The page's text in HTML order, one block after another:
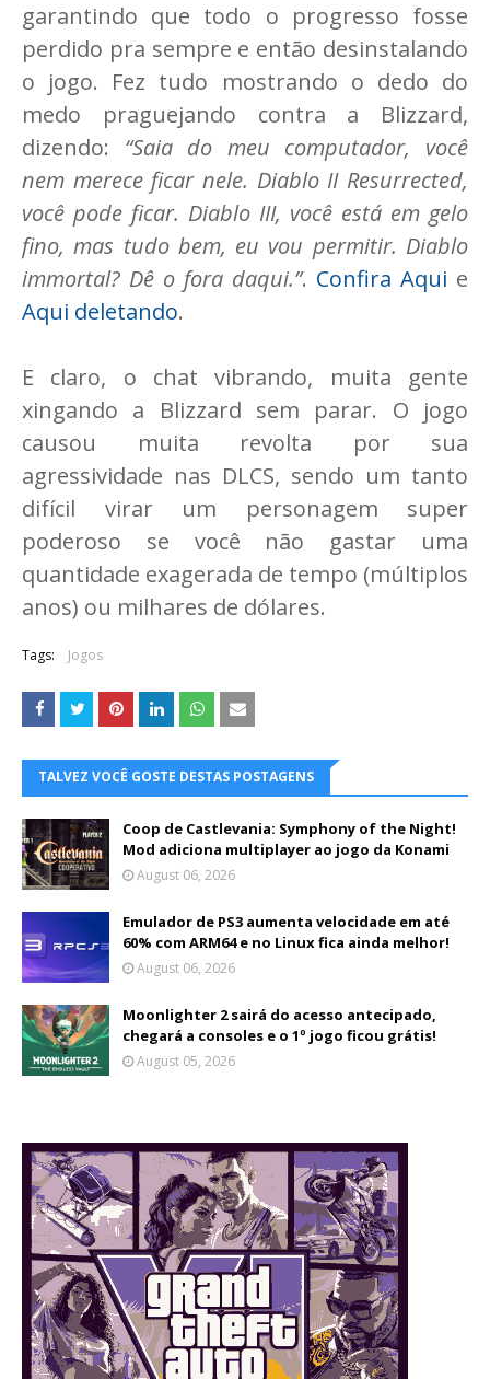
garantindo que todo o progresso fosse
perdido pra sempre e então desinstalando
o jogo. Fez tudo mostrando o dedo do
medo praguejando contra a Blizzard,
dizendo: “Saia do meu computador, você
nem merece ficar nele. Diablo II Resurrected,
você pode ficar. Diablo III, você está em gelo
fino, mas tudo bem, eu vou permitir. Diablo
immortal? Dê o fora daqui.”. Confira Aqui e
Aqui deletando.
E claro, o chat vibrando, muita gente
xingando a Blizzard sem parar. O jogo
causou muita revolta por sua
agressividade nas DLCS, sendo um tanto
difícil virar um personagem super
poderoso se você não gastar uma
quantidade exagerada de tempo (múltiplos
anos) ou milhares de dólares.
Tags: Jogos
TALVEZ VOCÊ GOSTE DESTAS POSTAGENS
Coop de Castlevania: Symphony of the Night!
Mod adiciona multiplayer ao jogo da Konami
August 06, 2026
Emulador de PS3 aumenta velocidade em até
60% com ARM64 e no Linux fica ainda melhor!
August 06, 2026
Moonlighter 2 sairá do acesso antecipado,
chegará a consoles e o 1º jogo ficou grátis!
August 05, 2026